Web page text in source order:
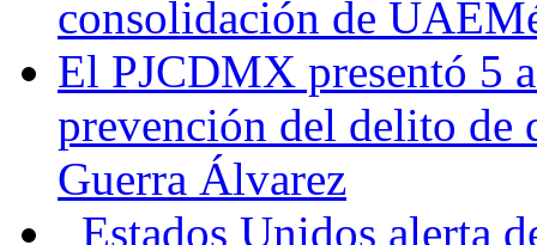
consolidación de
El PJCDMX presentó 5
prevención del delito de
Guerra Álvarez
Estados Unidos alerta